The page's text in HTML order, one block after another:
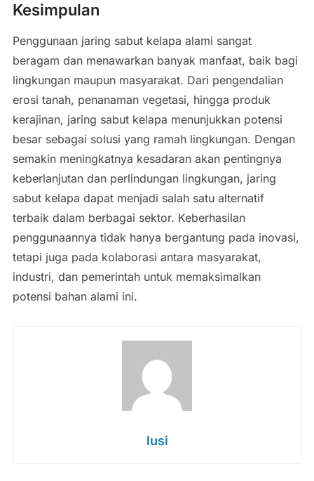
Kesimpulan
Penggunaan jaring sabut kelapa alami sangat
beragam dan menawarkan banyak manfaat, baik bagi
lingkungan maupun masyarakat. Dari pengendalian
erosi tanah, penanaman vegetasi, hingga produk
kerajinan, jaring sabut kelapa menunjukkan potensi
besar sebagai solusi yang ramah lingkungan. Dengan
semakin meningkatnya kesadaran akan pentingnya
keberlanjutan dan perlindungan lingkungan, jaring
sabut kelapa dapat menjadi salah satu alternatif
terbaik dalam berbagai sektor. Keberhasilan
penggunaannya tidak hanya bergantung pada inovasi,
tetapi juga pada kolaborasi antara masyarakat,
industri, dan pemerintah untuk memaksimalkan
potensi bahan alami ini.
lusi